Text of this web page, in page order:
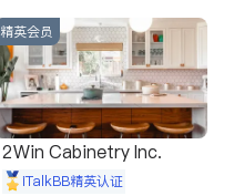
精英会员
2Win Cabinetry Inc.
iTalkBB精英认证